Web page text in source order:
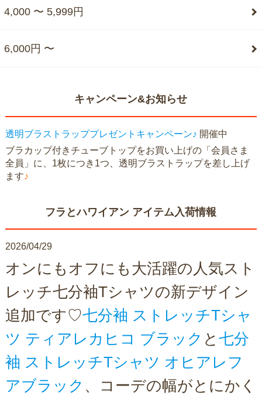
4,000 〜 5,999円
6,000円 〜
キャンペーン&お知らせ
透明ブラストラッププレゼントキャンペーン♪ 開催中
ブラカップ付きチューブトップをお買い上げの「会員さま
全員」に、1枚につき1つ、透明ブラストラップを差し上げ
ます♪
フラとハワイアン アイテム入荷情報
2026/04/29
オンにもオフにも大活躍の人気スト
レッチ七分袖Tシャツの新デザイン
追加です♡七分袖 ストレッチTシャ
ツ ティアレカヒコ ブラック と 七分
袖 ストレッチTシャツ オヒアレフ
アブラック 、コーデの幅がとにかく